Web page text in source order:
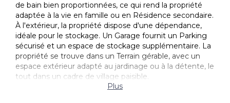
de bain bien proportionnées, ce qui rend la propriété
adaptée à la vie en famille ou en Résidence secondaire.
À l'extérieur, la propriété dispose d'une dépendance,
idéale pour le stockage. Un Garage fournit un Parking
sécurisé et un espace de stockage supplémentaire. La
propriété se trouve dans un Terrain gérable, avec un
espace extérieur adapté au jardinage ou à la détente, le
tout dans un cadre de village paisible.
Plus